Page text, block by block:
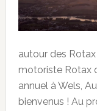
autour des
motoriste Rotax
annuel à Wels,
bienvenus ! Au